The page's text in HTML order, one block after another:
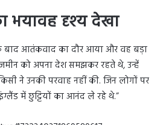
भयावह दृश्य देखा
बाद आतंकवाद का दौर आया और वह बड़ा
को अपना देश समझकर रहते थे, उन्हें
ने उनकी परवाह नहीं की. जिन लोगों पर
में छुट्टियों का आनंद ले रहे थे.”